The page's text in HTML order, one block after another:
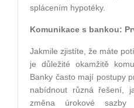
splácením hypotéky.
Komunikace s bankou:
Jakmile zjistíte, že máte
je důležité okamžitě
Banky často mají postupy
nabídnout různá řešení,
změna úrokové sazby